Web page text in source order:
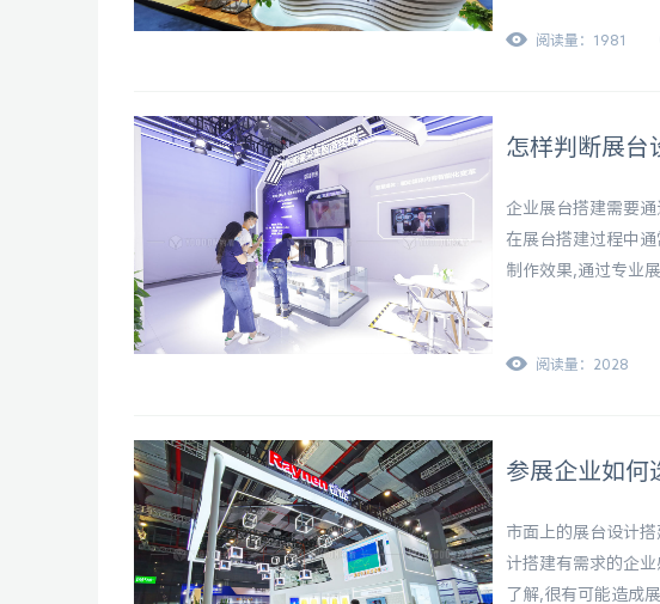
阅读量：1981
怎样判断展台
企业展台搭建需要
在展台搭建过程中
制作效果,通过专业
阅读量：2028
参展企业如何
市面上的展台设计
计搭建有需求的企
了解,很有可能造成